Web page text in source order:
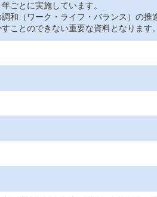
ごとに実施しています。
和（ワーク・ライフ・バランス）の
ことのできない重要な資料となります。